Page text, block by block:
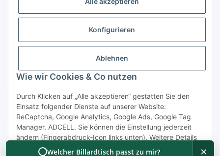
Konfigurieren
Ablehnen
Wie wir Cookies & Co nutzen
Durch Klicken auf „Alle akzeptieren“ gestatten Sie den
Einsatz folgender Dienste auf unserer Website:
ReCaptcha, Google Analytics, Google Ads, Google Tag
Manager, ADCELL. Sie können die Einstellung jederzeit
ändern (Fingerabdruck-Icon links unten). Weitere Details
finden Sie unter
Konfigurieren und in unserer
Gesetzliche Informationen
Vertrag widerrufen
Welcher Billardtisch passt zu mir? ×